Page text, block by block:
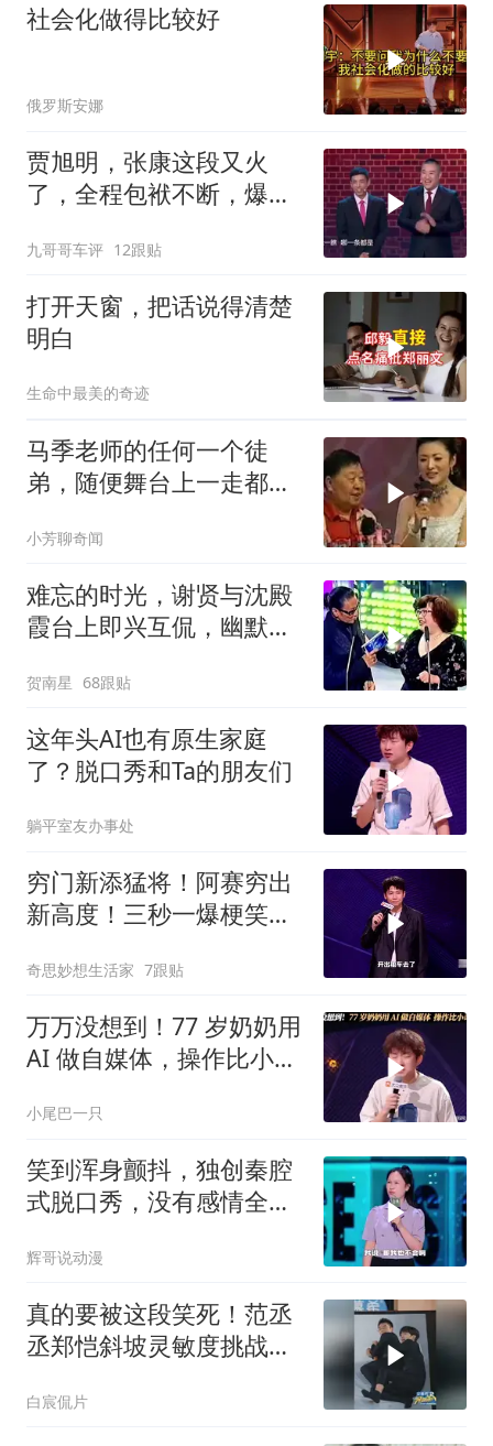
社会化做得比较好
俄罗斯安娜
贾旭明，张康这段又火
了，全程包袱不断，爆笑
九哥哥车评 12跟贴
打开天窗，把话说得清楚
明白
生命中最美的奇迹
马季老师的任何一个徒
弟，随便舞台上一走都得
小芳聊奇闻
难忘的时光，谢贤与沈殿
霞台上即兴互侃，幽默风
贺南星 68跟贴
这年头AI也有原生家庭
了？脱口秀和Ta的朋友们
躺平室友办事处
穷门新添猛将！阿赛穷出
新高度！三秒一爆梗笑点
验！
奇思妙想生活家 7跟贴
万万没想到！77 岁奶奶用
AI 做自媒体，操作比小奇
小尾巴一只
笑到浑身颤抖，独创秦腔
式脱口秀，没有感情全是
辉哥说动漫
真的要被这段笑死！范丞
丞郑恺斜坡灵敏度挑战太
白宸侃片